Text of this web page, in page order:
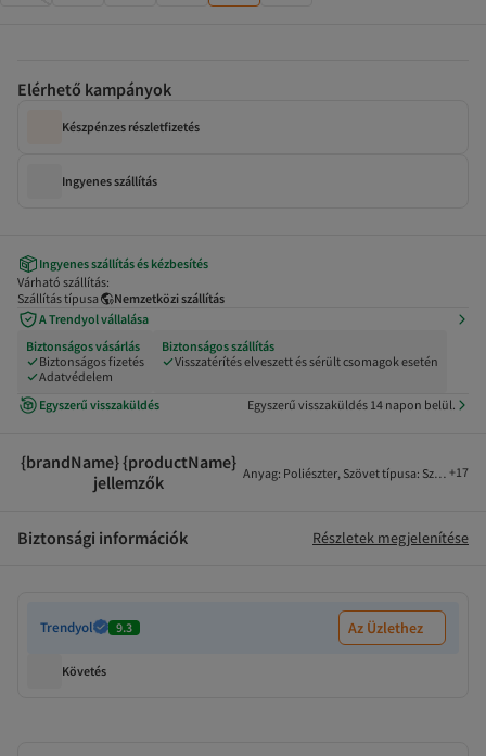
Elérhető kampányok
Készpénzes részletfizetés
Ingyenes szállítás
Ingyenes szállítás és kézbesítés
Várható szállítás:
Szállítás típusa
Nemzetközi szállítás
A Trendyol vállalása
Biztonságos vásárlás
Biztonságos fizetés
Adatvédelem
Biztonságos szállítás
Visszatérítés elveszett és sérült csomagok esetén
Egyszerű visszaküldés Egyszerű visszaküldés 14 napon belül.
{brandName} {productName}
jellemzők
Anyag: Poliészter, Szövet típusa: Szövött,
+17
Biztonsági információk Részletek megjelenítése
Trendyol 9.3 Az Üzlethez
Követés